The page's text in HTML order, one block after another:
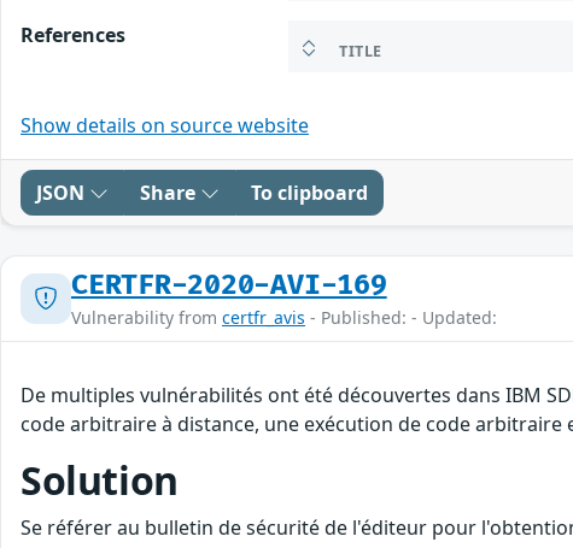
References
TITLE
Show details on source website
JSON Share To clipboard
CERTFR-2020-AVI-169
Vulnerability from certfr_avis - Published: - Updated:
De multiples vulnérabilités ont été découvertes dans IBM
code arbitraire à distance, une exécution de code arbitraire
Solution
Se référer au bulletin de sécurité de l'éditeur pour